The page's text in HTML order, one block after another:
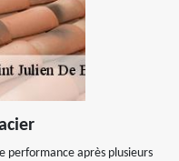
performance après plusieurs